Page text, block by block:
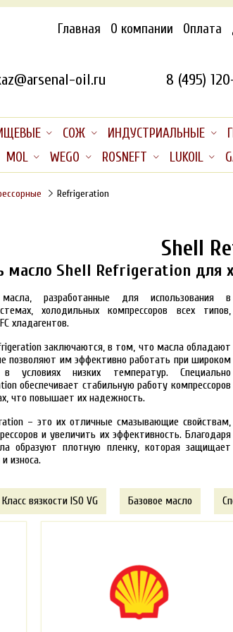
Главная О компании Оплата
oil.ru 8 (495)
СОЖ ИНДУСТРИАЛЬНЫЕ
MOL WEGO ROSNEFT LUKOIL
Refrigeration
Shell
масло Shell Refrigeration для
масла, разработанные для использования в
холодильных компрессоров всех типов,
хладагентов.
заключаются, в том, что масла обладают
позволяют им эффективно работать при широком
условиях низких температур. Специально
обеспечивает стабильную работу компрессоров
что повышает их надежность.
– это их отличные смазывающие свойствам,
и увеличить их эффективность. Благодаря
образуют плотную пленку, которая защищает
износа.
Класс вязкости ISO VG Базовое масло